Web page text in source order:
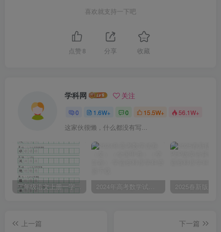
喜欢就支持一下吧
点赞 8 分享 收藏
学科网 关注
0 1.6W+ 0 15.5W+ 56.1W+
这家伙很懒，什么都没有写...
三年级语文上册一字三描红写字表字帖 2024年高考数学试卷（文）（全国甲卷）（空白卷）
上一篇
下一篇